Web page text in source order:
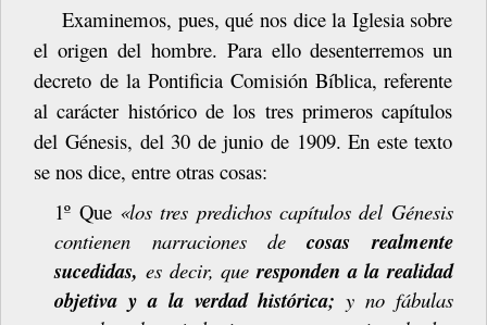
Examinemos, pues, qué nos dice la Iglesia sobre
el origen del hombre. Para ello desenterremos un
decreto de la Pontificia Comisión Bíblica, referente
al carácter histórico de los tres primeros capítulos
del Génesis, del 30 de junio de 1909. En este texto
se nos dice, entre otras cosas:
1º Que «los tres predichos capítulos del Génesis
contienen narraciones decosas realmente
sucedidas,es decir, que responden a la realidad
objetiva y a la verdad histórica;y no fábulas